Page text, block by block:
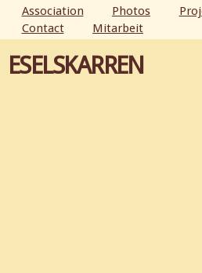
Aller au
contenu
principal
MENU PRINCIPAL
Association Photos
Contact
Mitarbeit
ESELSKARREN